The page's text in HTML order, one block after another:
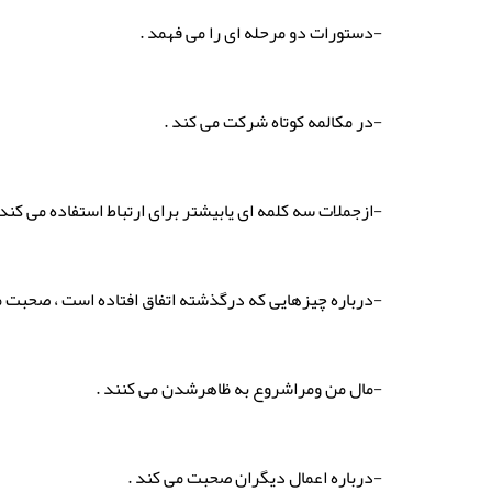
-دستورات دو مرحله ای را می فهمد .
-در مکالمه کوتاه شرکت می کند .
-ازجملات سه کلمه ای یابیشتر برای ارتباط استفاده می
-درباره چیزهایی که درگذشته اتفاق افتاده است ،
-مال من ومراشروع به ظاهرشدن می کنند .
-درباره اعمال دیگران صحبت می کند .